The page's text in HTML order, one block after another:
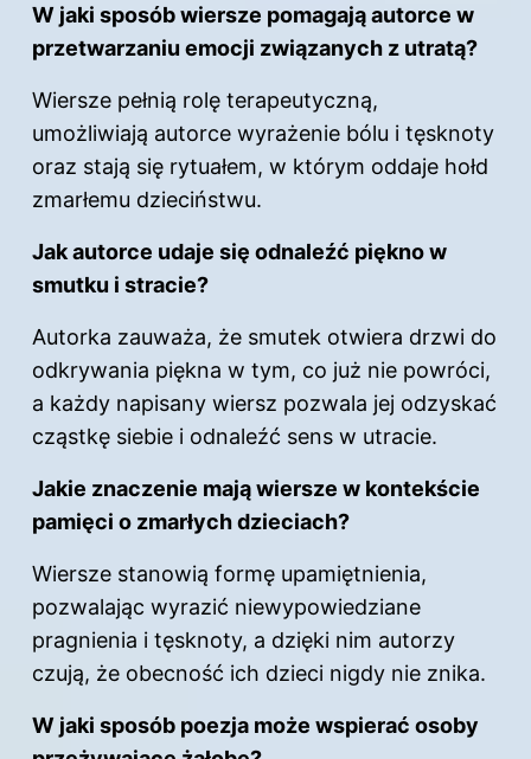
W jaki sposób wiersze pomagają autorce w
przetwarzaniu emocji związanych z utratą?
Wiersze pełnią rolę terapeutyczną,
umożliwiają autorce wyrażenie bólu i tęsknoty
oraz stają się rytuałem, w którym oddaje hołd
zmarłemu dzieciństwu.
Jak autorce udaje się odnaleźć piękno w
smutku i stracie?
Autorka zauważa, że smutek otwiera drzwi do
odkrywania piękna w tym, co już nie powróci,
a każdy napisany wiersz pozwala jej odzyskać
cząstkę siebie i odnaleźć sens w utracie.
Jakie znaczenie mają wiersze w kontekście
pamięci o zmarłych dzieciach?
Wiersze stanowią formę upamiętnienia,
pozwalając wyrazić niewypowiedziane
pragnienia i tęsknoty, a dzięki nim autorzy
czują, że obecność ich dzieci nigdy nie znika.
W jaki sposób poezja może wspierać osoby